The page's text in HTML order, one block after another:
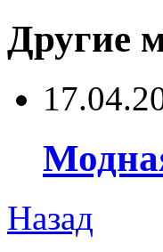
Другие
Назад